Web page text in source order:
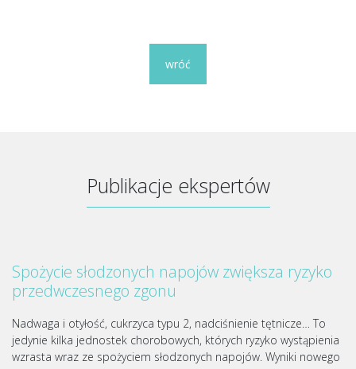
wróć
Publikacje ekspertów
Spożycie słodzonych napojów zwiększa ryzyko
przedwczesnego zgonu
Nadwaga i otyłość, cukrzyca typu 2, nadciśnienie tętnicze… To
jedynie kilka jednostek chorobowych, których ryzyko wystąpienia
wzrasta wraz ze spożyciem słodzonych napojów. Wyniki nowego